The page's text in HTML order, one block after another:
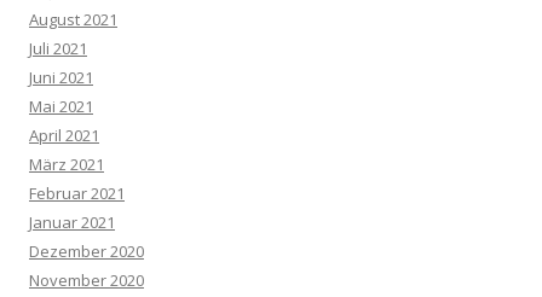
August 2021
Juli 2021
Juni 2021
Mai 2021
April 2021
März 2021
Februar 2021
Januar 2021
Dezember 2020
November 2020